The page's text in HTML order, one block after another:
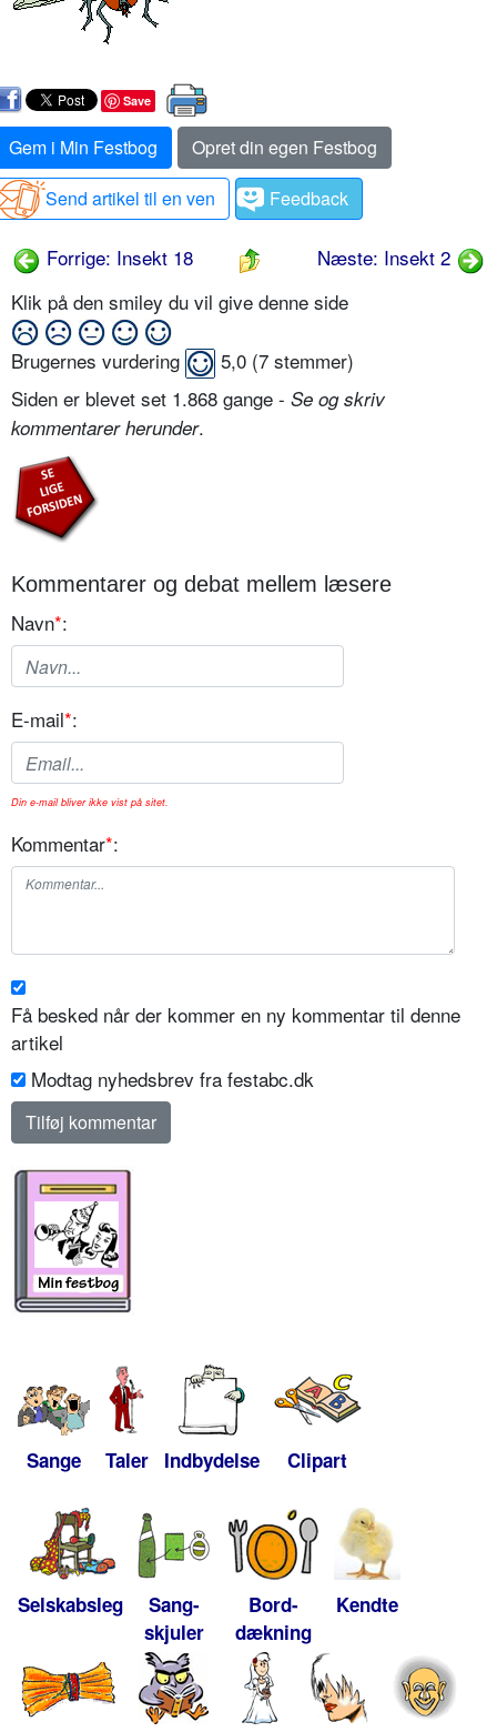
Save
Gem i Min Festbog
Opret din egen Festbog
Send artikel til en ven
Feedback
Forrige: Insekt 18
Næste: Insekt 2
Klik på den smiley du vil give denne side
Brugernes vurdering 5,0 (7 stemmer)
Siden er blevet set 1.868 gange - Se og skriv
kommentarer herunder.
Kommentarer og debat mellem læsere
Navn*:
E-mail*:
Din e-mail bliver ikke vist på sitet.
Kommentar*:
Få besked når der kommer en ny kommentar til denne
artikel
Modtag nyhedsbrev fra festabc.dk
Sange Taler Indbydelse Clipart
Selskabsleg
Sang-
skjuler
Bord-
dækning
Kendte